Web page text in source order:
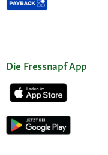
Die Fressnapf App